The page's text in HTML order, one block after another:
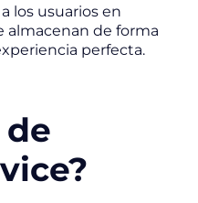
los usuarios en
almacenan de forma
perfecta.